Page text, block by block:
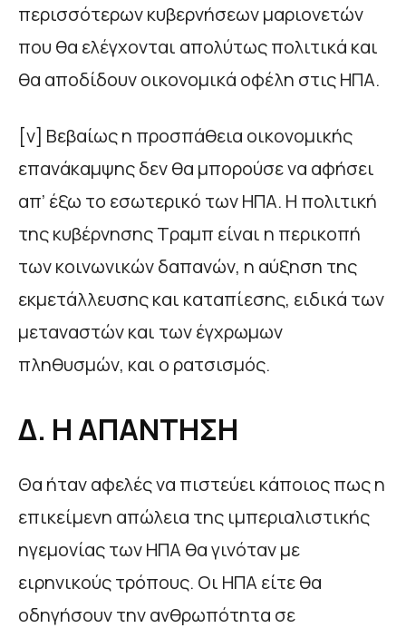
περισσότερων κυβερνήσεων μαριονετών
που θα ελέγχονται απολύτως πολιτικά και
θα αποδίδουν οικονομικά οφέλη στις ΗΠΑ.
[v] Βεβαίως η προσπάθεια οικονομικής
επανάκαμψης δεν θα μπορούσε να αφήσει
απ’ έξω το εσωτερικό των ΗΠΑ. Η πολιτική
της κυβέρνησης Τραμπ είναι η περικοπή
των κοινωνικών δαπανών, η αύξηση της
εκμετάλλευσης και καταπίεσης, ειδικά των
μεταναστών και των έγχρωμων
πληθυσμών, και ο ρατσισμός.
Δ. H ΑΠΑΝΤΗΣΗ
Θα ήταν αφελές να πιστεύει κάποιος πως η
επικείμενη απώλεια της ιμπεριαλιστικής
ηγεμονίας των ΗΠΑ θα γινόταν με
ειρηνικούς τρόπους. Οι ΗΠΑ είτε θα
οδηγήσουν την ανθρωπότητα σε